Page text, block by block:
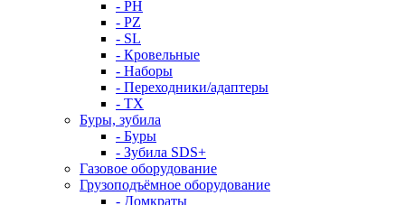
- PH
- PZ
- SL
- Кровельные
- Наборы
- Переходники/адаптеры
- ТX
Буры, зубила
- Буры
- Зубила SDS+
Газовое оборудование
Грузоподъёмное оборудование
- Домкраты